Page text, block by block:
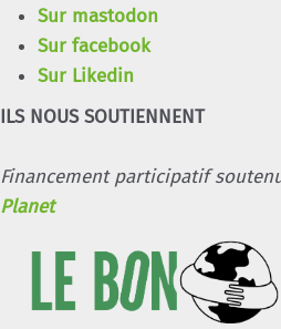
Sur mastodon
Sur facebook
Sur Likedin
ILS NOUS SOUTIENNENT
Financement participatif
Planet